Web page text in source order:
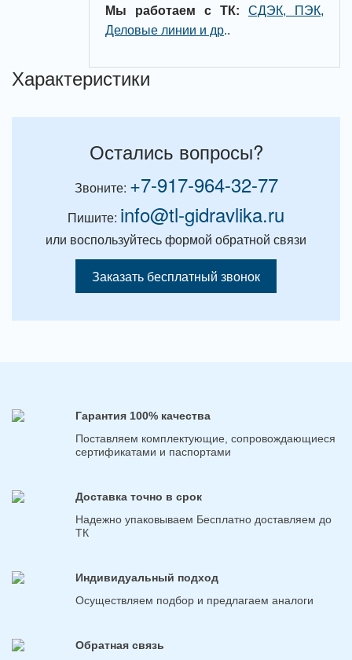
Мы работаем с ТК:
СДЭК, ПЭК,
Деловые линии и др..
Характеристики
Остались вопросы?
Звоните: +7-917-964-32-77
Пишите: info@tl-gidravlika.ru
или воспользуйтесь формой обратной связи
Заказать бесплатный звонок
Гарантия 100% качества
Поставляем комплектующие, сопровождающиеся
сертификатами и паспортами
Доставка точно в срок
Надежно упаковываем Бесплатно доставляем до
ТК
Индивидуальный подход
Осуществляем подбор и предлагаем аналоги
Обратная связь